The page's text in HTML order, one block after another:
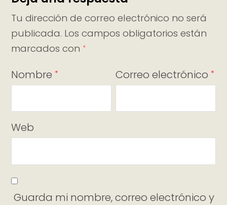
Tu dirección de correo electrónico no será
publicada. Los campos obligatorios están
marcados con *
Nombre * Correo electrónico *
Web
Guarda mi nombre, correo electrónico y